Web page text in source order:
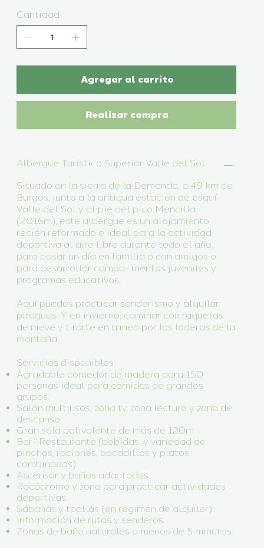
Cantidad
Agregar al carrito
Realizar compra
Albergue Turístico Superior Valle del Sol
Situado en la sierra de la Demanda, a 49 km de
Burgos, junto a la antigua estación de esquí
Valle del Sol y al pie del pico Mencilla
(2016m), este albergue es un alojamiento
recién reformado e ideal para la actividad
deportiva al aire libre durante todo el año,
para pasar un día en familia o con amigos o
para desarrollar campa- mentos juveniles y
programas educativos.
Aquí puedes practicar senderismo y alquilar
piraguas. Y en invierno, caminar con raquetas
de nieve y tirarte en trineo por las laderas de la
montaña.
Servicios disponibles:
​Agradable comedor de madera para 150
personas ideal para comidas de grandes
grupos.
Salón multiusos, zona tv, zona lectura y zona de
descanso.
Gran sala polivalente de más de 120m
Bar- Restaurante (bebidas, y variedad de
pinchos, raciones, bocadillos y platos
combinados)
Ascensor y baños adaptados.
Rocódromo y zona para practicar actividades
deportivas.
Sábanas y toallas (en régimen de alquiler).
Información de rutas y senderos.
Zonas de baño naturales a menos de 5 minutos.